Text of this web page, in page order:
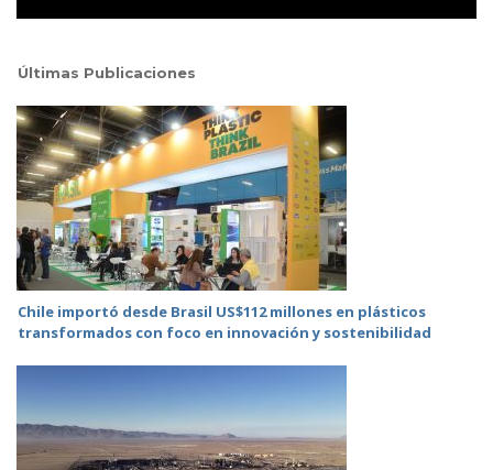
Últimas Publicaciones
Chile importó desde Brasil US$112 millones en plásticos
transformados con foco en innovación y sostenibilidad